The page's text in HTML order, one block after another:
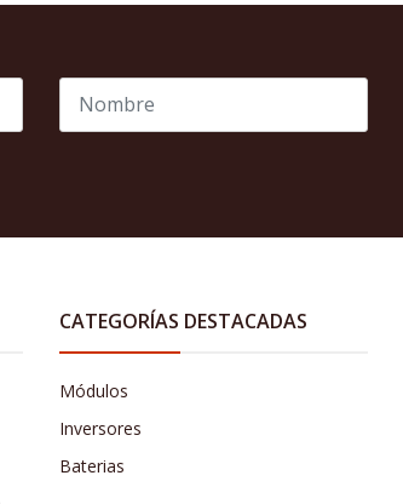
CATEGORÍAS DESTACADAS
Módulos
Inversores
Baterias